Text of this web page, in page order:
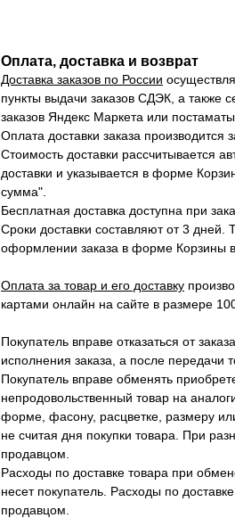
Оплата, доставка и возврат
Доставка заказов по России
пункты выдачи заказов СДЭК, а также
заказов Яндекс Маркета или
Оплата доставки заказа производится
Стоимость доставки рассчитывается
доставки и указывается в форме
сумма".
Бесплатная доставка доступна при
Сроки доставки составляют от 3 дней.
оформлении заказа в форме Корзины в
Оплата за товар и его доставку
картами онлайн на сайте в размере
Покупатель вправе отказаться от
исполнения заказа, а после передачи
Покупатель вправе обменять
непродовольственный товар на
форме, фасону, расцветке, размеру
не считая дня покупки товара. При
продавцом.
Расходы по доставке товара при
несет покупатель. Расходы по
продавцом.